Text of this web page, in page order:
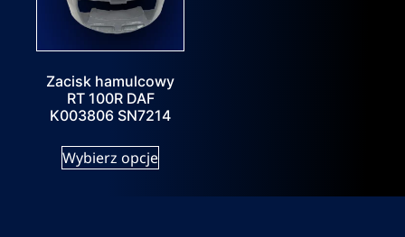
Zacisk hamulcowy
RT 100R DAF
K003806 SN7214
Wybierz opcje